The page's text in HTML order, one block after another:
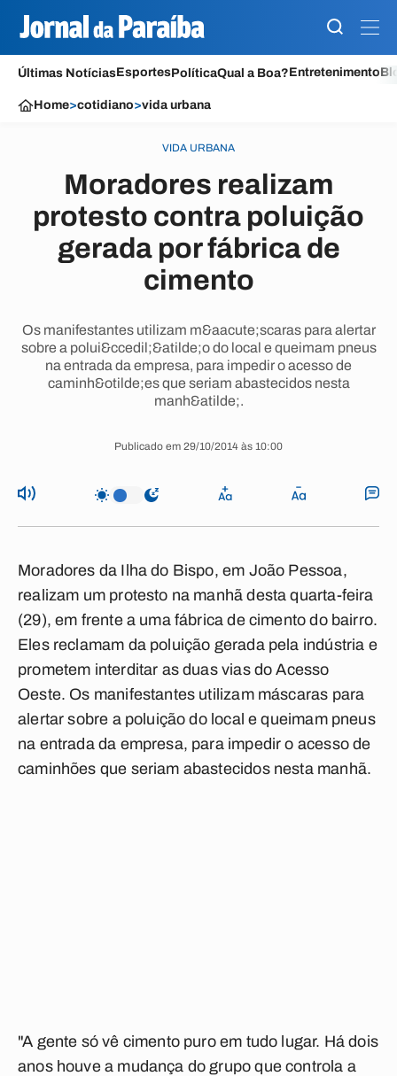
Últimas NotíciasEsportesPolíticaQual a Boa?Entretenimento
Home>cotidiano>vida urbana
VIDA URBANA
Moradores realizam
protesto contra poluição
gerada por fábrica de
cimento
Os manifestantes utilizam m&aacute;scaras para alertar
sobre a polui&ccedil;&atilde;o do local e queimam pneus
na entrada da empresa, para impedir o acesso de
caminh&otilde;es que seriam abastecidos nesta
manh&atilde;.
Publicado em 29/10/2014 às 10:00
Moradores da Ilha do Bispo, em João Pessoa,
realizam um protesto na manhã desta quarta-feira
(29), em frente a uma fábrica de cimento do bairro.
Eles reclamam da poluição gerada pela indústria e
prometem interditar as duas vias do Acesso
Oeste. Os manifestantes utilizam máscaras para
alertar sobre a poluição do local e queimam pneus
na entrada da empresa, para impedir o acesso de
caminhões que seriam abastecidos nesta manhã.
"A gente só vê cimento puro em tudo lugar. Há dois
anos houve a mudança do grupo que controla a